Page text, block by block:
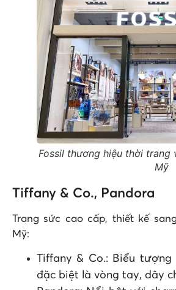
Fossil thương hiệu thời
Mỹ
Tiffany & Co., Pandora
Trang sức cao cấp, thiết kế
Mỹ:
Tiffany & Co.: Biểu
đặc biệt là vòng tay, dây